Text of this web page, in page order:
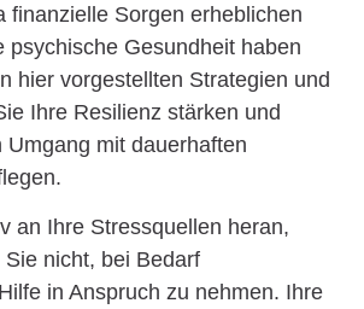
finanzielle Sorgen erheblichen
psychische Gesundheit haben
hier vorgestellten Strategien und
Ihre Resilienz stärken und
Umgang mit dauerhaften
an Ihre Stressquellen heran,
nicht, bei Bedarf
in Anspruch zu nehmen. Ihre